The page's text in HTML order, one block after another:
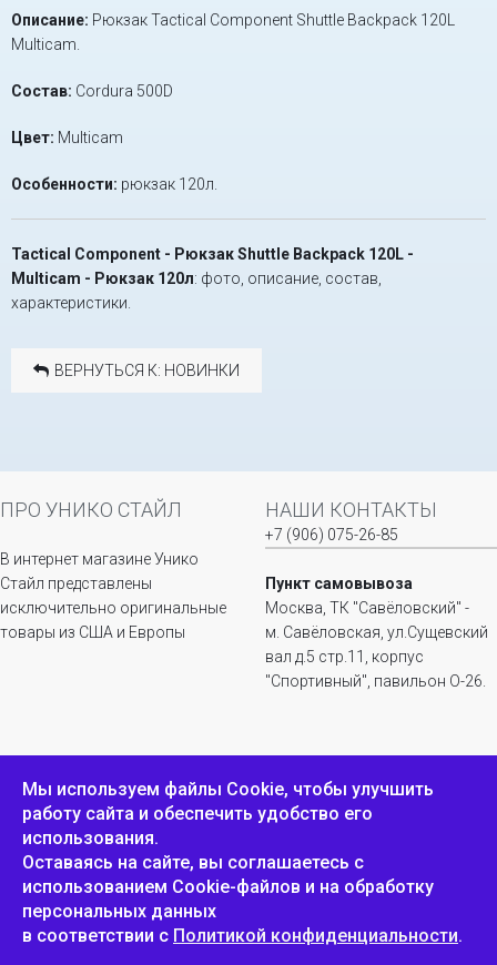
Описание: Рюкзак Tactical Component Shuttle Backpack 120L
Multicam.
Состав: Cordura 500D
Цвет: Multicam
Особенности: рюкзак 120л.
Tactical Component - Рюкзак Shuttle Backpack 120L -
Multicam - Рюкзак 120л: фото, описание, состав,
характеристики.
ВЕРНУТЬСЯ К: НОВИНКИ
ПРО УНИКО СТАЙЛ
В интернет магазине Унико
Стайл представлены
исключительно оригинальные
товары из США и Европы
НАШИ КОНТАКТЫ
+7 (906) 075-26-85
Пункт самовывоза
Москва, ТК "Савёловский" -
м. Савёловская, ул.Сущевский
вал д.5 стр.11, корпус
"Спортивный", павильон О-26.
ИНФОРМАЦИЯ
Положение о
конфиденциальности и
защите персональных
данных
ОБРАТНАЯ СВЯЗЬ
Пожаловаться
Мы используем файлы Сookie, чтобы улучшить
работу сайта и обеспечить удобство его
использования.
Оставаясь на сайте, вы соглашаетесь с
использованием Cookie-файлов и на обработку
персональных данных
в соответствии с Политикой конфиденциальности.